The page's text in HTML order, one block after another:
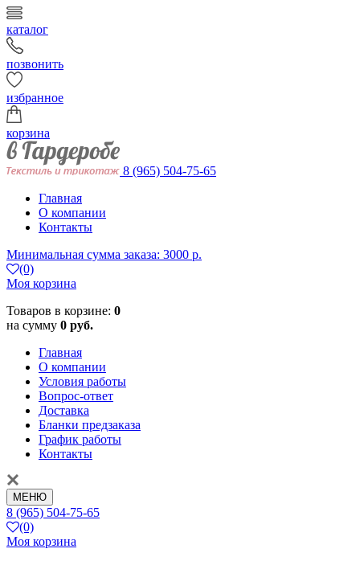
каталог
позвонить
избранное
корзина
8 (965) 504-75-65
Главная
О компании
Контакты
Минимальная сумма заказа: 3000 р.
(0)
Моя корзина
Товаров в корзине: 0
на сумму 0 руб.
Главная
О компании
Условия работы
Вопрос-ответ
Доставка
Бланки предзаказа
График работы
Контакты
МЕНЮ
8 (965) 504-75-65
(0)
Моя корзина